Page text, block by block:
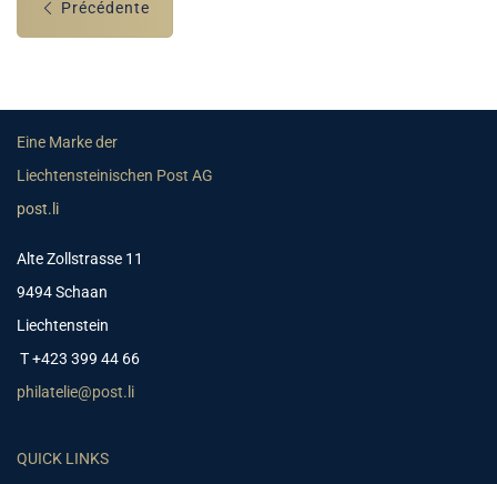
Précédente
Eine Marke der
Liechtensteinischen Post AG
post.li
Alte Zollstrasse 11
9494 Schaan
Liechtenstein
T +423 399 44 66
philatelie@post.li
QUICK LINKS